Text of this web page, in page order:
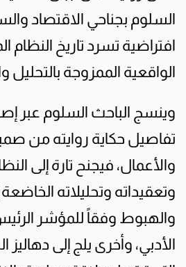
السلوم بجناحي الاقتصاد
افتراضية تسرد تاريخ النظام
الواقعية الممزوجة بالتحليل
وينسج الباحث السلوم عبر
تفاصيل حكاية روايته من
والأعمال، فيجنح تارة إلى
وتعقيداته وتحليلاته
والهبوط وفقاً للمؤشر
الأدبي، وأخرى يلج إلى